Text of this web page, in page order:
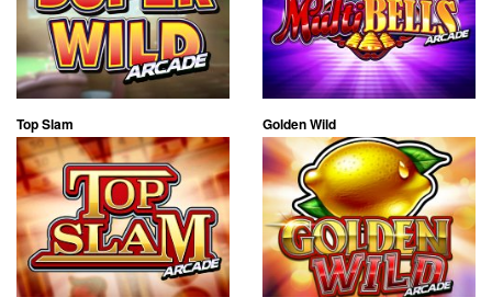
Top Slam Golden Wild